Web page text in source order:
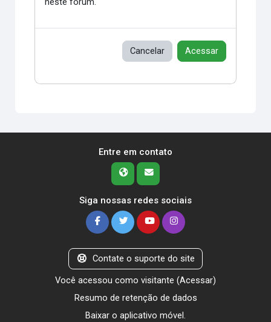
Cancelar Acessar
Entre em contato
Siga nossas redes sociais
Contate o suporte do site
Você acessou como visitante (Acessar)
Resumo de retenção de dados
Baixar o aplicativo móvel.